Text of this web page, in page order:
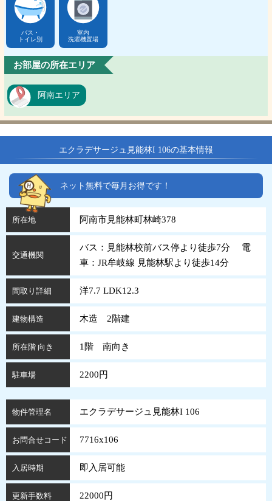
バス・
トイレ別
室内
洗濯機置場
お部屋の所在エリア
阿南エリア
エクラデサージュ見能林I 106の基本情報
ネット無料で毎月お得です！
所在地 阿南市見能林町林崎378
交通機関
バス：見能林校前バス停より徒歩7分 電
車：JR牟岐線 見能林駅より徒歩14分
間取り詳細 洋7.7 LDK12.3
建物構造 木造 2階建
所在階 向き 1階 南向き
駐車場 2200円
物件管理名 エクラデサージュ見能林I 106
お問合せコード 7716x106
入居時期 即入居可能
更新手数料 22000円